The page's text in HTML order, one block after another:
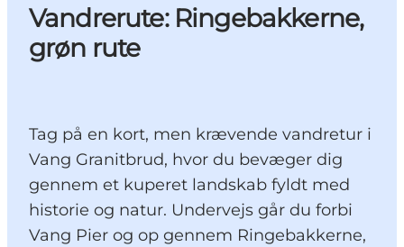
Vandrerute: Ringebakkerne,
grøn rute
Tag på en kort, men krævende vandretur i
Vang Granitbrud, hvor du bevæger dig
gennem et kuperet landskab fyldt med
historie og natur. Undervejs går du forbi
Vang Pier og op gennem Ringebakkerne,